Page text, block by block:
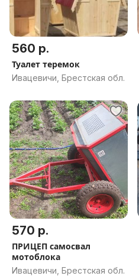
560 р.
Туалет теремок
Ивацевичи, Брестская обл.
570 р.
ПРИЦЕП самосвал
мотоблока
Ивацевичи, Брестская обл.